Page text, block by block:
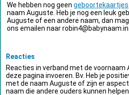
We hebben nog geen geboortekaartjes
naam Auguste. Heb je nog een leuk
Auguste of een andere naam, dan
ons emailen naar
Reacties
Reacties in verband met de voornaam
deze pagina invoeren. Bv. Heb je
met de naam Auguste of zijn er
naam die andere ouders kunnen